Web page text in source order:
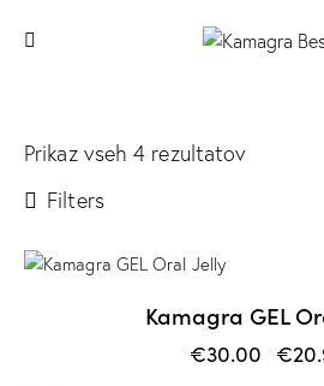
Prikaz vseh 4 rezultatov
Filters
Kamagra GEL
€30.00 €